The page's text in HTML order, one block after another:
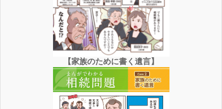
【家族のために書く遺言】